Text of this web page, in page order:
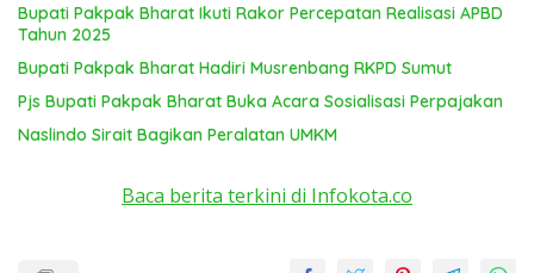
Bupati Pakpak Bharat Ikuti Rakor Percepatan Realisasi APBD
Tahun 2025
Bupati Pakpak Bharat Hadiri Musrenbang RKPD Sumut
Pjs Bupati Pakpak Bharat Buka Acara Sosialisasi Perpajakan
Naslindo Sirait Bagikan Peralatan UMKM
Baca berita terkini di Infokota.co